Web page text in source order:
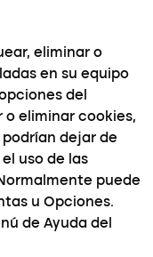
eliminar o
en su equipo
del
o eliminar cookies,
dejar de
uso de las
puede
u Opciones.
de Ayuda del